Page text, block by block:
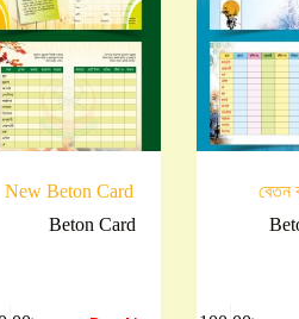
New Beton Card
Beton Card
বেতন